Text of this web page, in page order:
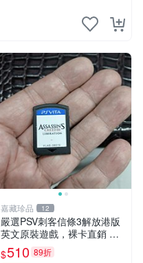
嘉藏珍品 12
嚴選PSV刺客信條3解放港版
英文原裝遊戲，裸卡直銷 刺
客信條3 游戲 港版游戲
$510 89折